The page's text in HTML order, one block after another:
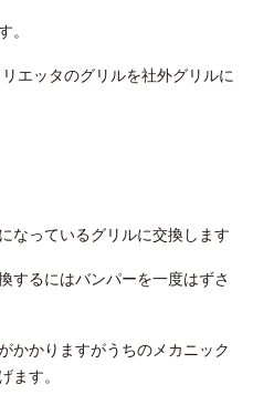
。
エッタのグリルを社外グリルに
なっているグリルに交換します
するにはバンパーを一度はずさ
かかりますがうちのメカニック
ます。